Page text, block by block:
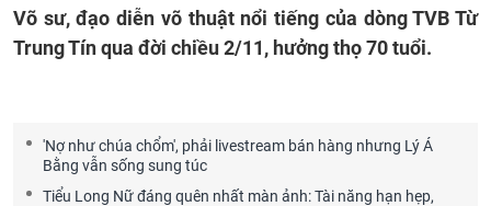
Võ sư, đạo diễn võ thuật nổi tiếng của dòng TVB Từ
Trung Tín qua đời chiều 2/11, hưởng thọ 70 tuổi.
'Nợ như chúa chổm', phải livestream bán hàng nhưng Lý Á
Bằng vẫn sống sung túc
Tiểu Long Nữ đáng quên nhất màn ảnh: Tài năng hạn hẹp,